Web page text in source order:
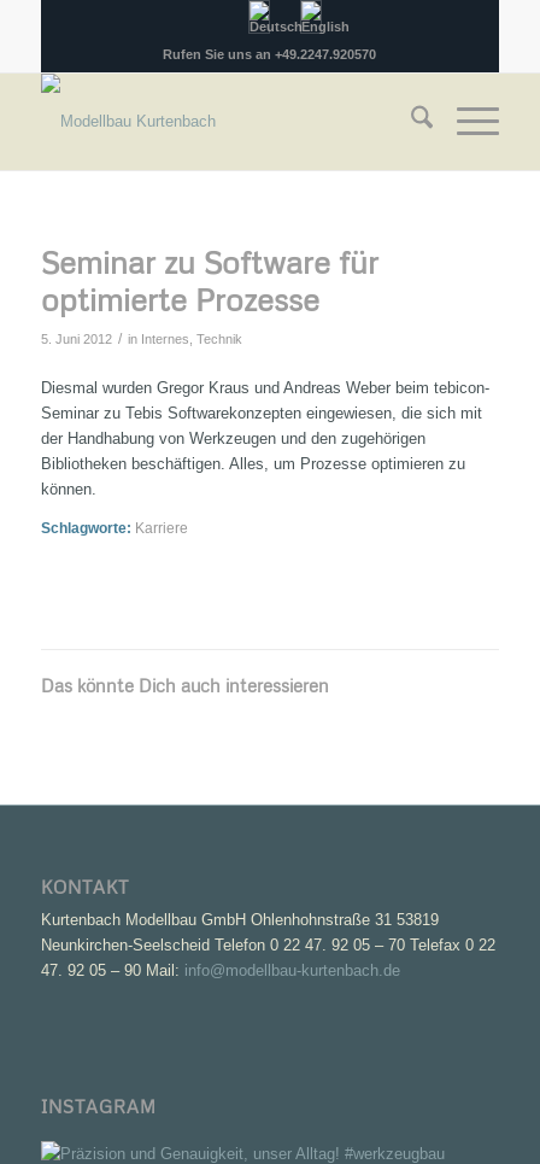
Rufen Sie uns an +49.2247.920570
Seminar zu Software für
optimierte Prozesse
5. Juni 2012 / in Internes Technik
Diesmal wurden Gregor Kraus und Andreas Weber beim tebicon-
Seminar zu Tebis Softwarekonzepten eingewiesen, die sich mit
der Handhabung von Werkzeugen und den zugehörigen
Bibliotheken beschäftigen. Alles, um Prozesse optimieren zu
können.
Schlagworte: Karriere
Das könnte Dich auch interessieren
KONTAKT
Kurtenbach Modellbau GmbH Ohlenhohnstraße 31 53819
Neunkirchen-Seelscheid Telefon 0 22 47. 92 05 – 70 Telefax 0 22
47. 92 05 – 90 Mail: info@modellbau-kurtenbach.de
INSTAGRAM